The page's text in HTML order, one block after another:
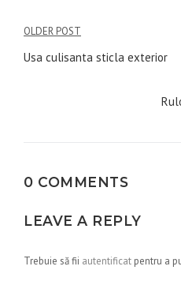
Navigare
în
OLDER POST
Usa culisanta sticla exterior
0 COMMENTS
LEAVE A REPLY
Trebuie să fii autentificat pentru a